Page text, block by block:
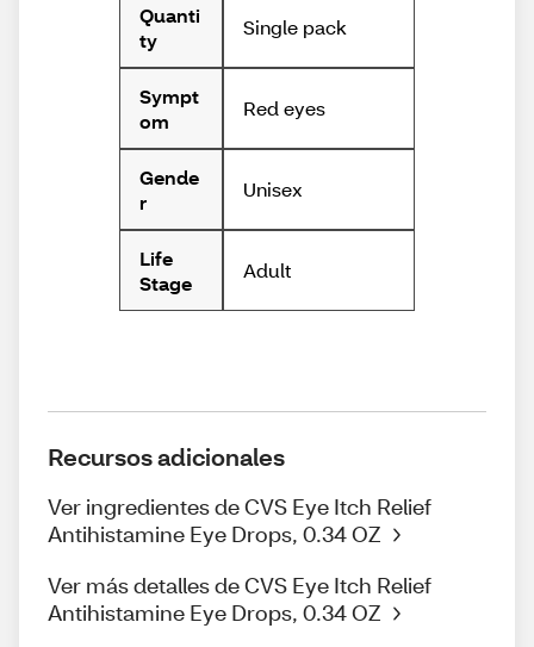
Quanti
ty
Single pack
Sympt
om
Red eyes
Gende
r
Unisex
Life
Stage
Adult
Recursos adicionales
Ver ingredientes de CVS Eye Itch Relief
Antihistamine Eye Drops, 0.34 OZ
Ver más detalles de CVS Eye Itch Relief
Antihistamine Eye Drops, 0.34 OZ